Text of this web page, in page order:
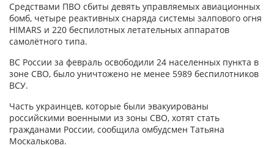
Средствами ПВО сбиты девять управляемых авиационных
бомб, четыре реактивных снаряда системы залпового огня
HIMARS и 220 беспилотных летательных аппаратов
самолётного типа.
ВС России за февраль освободили 24 населенных пункта в
зоне СВО, было уничтожено не менее 5989 беспилотников
ВСУ.
Часть украинцев, которые были эвакуированы
российскими военными из зоны СВО, хотят стать
гражданами России, сообщила омбудсмен Татьяна
Москалькова.